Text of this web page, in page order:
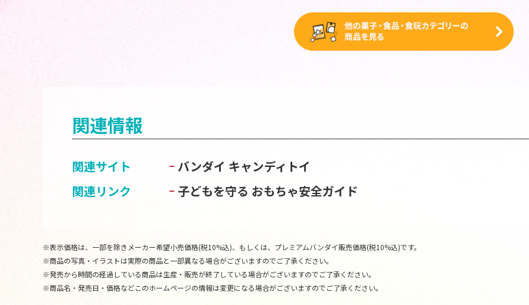
関連情報
関連サイト
バンダイ キャンディトイ
関連リンク
子どもを守る おもちゃ安全ガイド
※表示価格は、一部を除きメーカー希望小売価格(税10%込)、もしくは、プレミアムバンダイ販売価格(税10%込)です。
※商品の写真・イラストは実際の商品と一部異なる場合がございますのでご了承ください。
※発売から時間の経過している商品は生産・販売が終了している場合がございますのでご了承ください。
※商品名・発売日・価格などこのホームページの情報は変更になる場合がございますのでご了承ください。